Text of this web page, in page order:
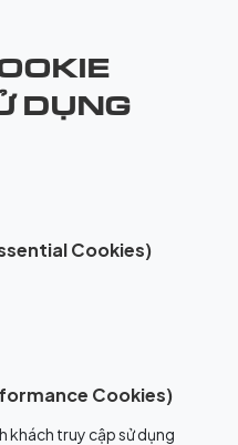
DỤNG
Cookies)
Cookies)
khách truy cập sử dụng